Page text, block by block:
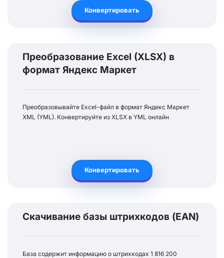
Конвертировать
Преобразование Excel (XLSX) в
формат Яндекс Маркет
Преобразовывайте Excel-файл в формат Яндекс Маркет
XML (YML). Конвертируйте из XLSX в YML онлайн
Конвертировать
Скачивание базы штрихкодов (EAN)
База содержит информацию о штрихкодах 1 816 200